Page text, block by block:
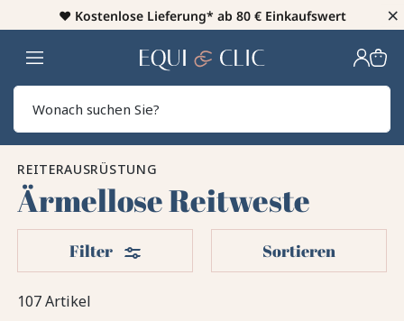
♥️ Kostenlose Lieferung* ab 80 € Einkaufswert ×
Heim
REITERAUSRÜSTUNG
Ärmellose Reitweste
107 Artikel
Filter Filter Sortieren